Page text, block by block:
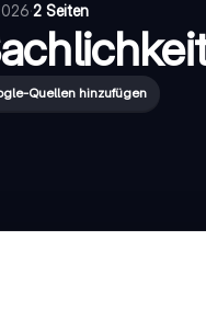
·2 Seiten
Quellen hinzufügen